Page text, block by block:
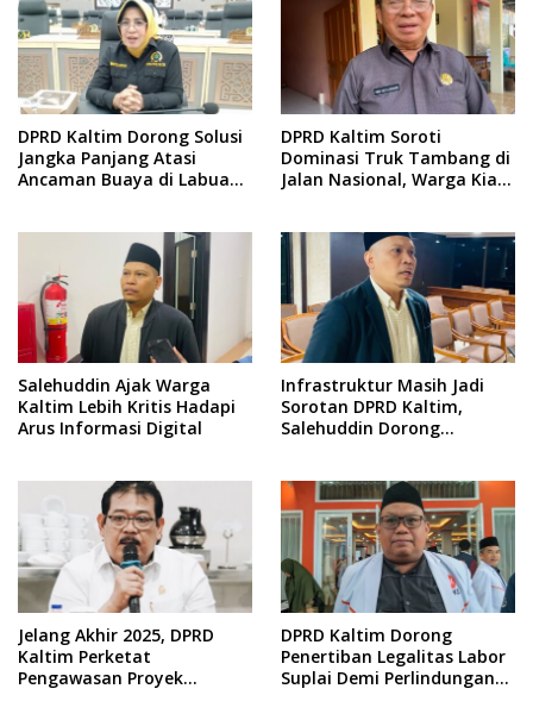
DPRD Kaltim Dorong Solusi
Jangka Panjang Atasi
Ancaman Buaya di Labuan
DPRD Kaltim Soroti
Dominasi Truk Tambang di
Jalan Nasional, Warga Kian
Salehuddin Ajak Warga
Kaltim Lebih Kritis Hadapi
Arus Informasi Digital
Infrastruktur Masih Jadi
Sorotan DPRD Kaltim,
Salehuddin Dorong
Jelang Akhir 2025, DPRD
Kaltim Perketat
Pengawasan Proyek
DPRD Kaltim Dorong
Penertiban Legalitas Labor
Suplai Demi Perlindungan